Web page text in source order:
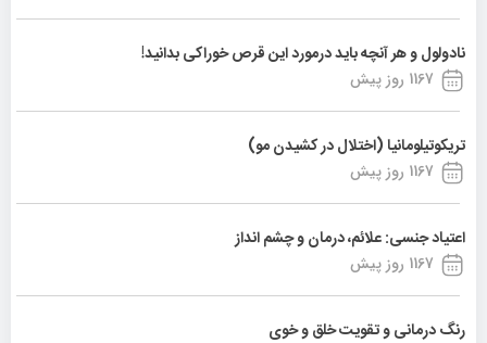
نادولول و هر آنچه باید درمورد این قرص خوراکی بدانید!
1167 روز پیش
تریکوتیلومانیا (اختلال در کشیدن مو)
1167 روز پیش
اعتیاد جنسی: علائم، درمان و چشم انداز
1167 روز پیش
رنگ درمانی و تقویت خلق و خوی